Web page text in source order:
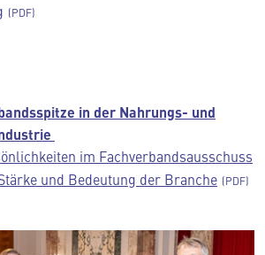
in der Nahrungs- und
im Fachverbandsausschuss
und Bedeutung der Branche